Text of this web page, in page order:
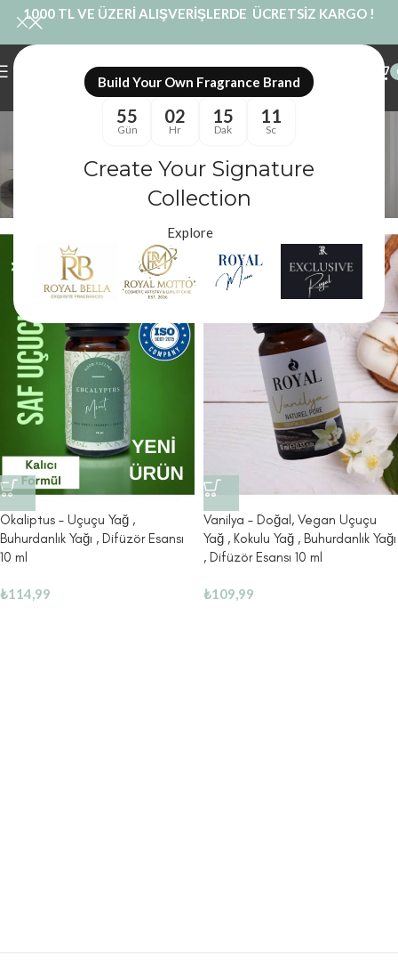
Build Your Own Fragrance Brand
55
Gün
02
Hr
15
Dak
11
Sc
Create Your Signature
Collection
Explore
1000 TL VE ÜZERİ ALIŞVERİŞLERDE ÜCRETSİZ KARGO !
Buhurdanlık Esansı
Royal Mum
Ürünler “Buhurdanlık Esansı” olarak etiketlendi
Okaliptus – Uçuçu Yağ ,
Buhurdanlık Yağı , Difüzör Esansı
10 ml
₺114,99
Vanilya – Doğal, Vegan Uçuçu
Yağ , Kokulu Yağ , Buhurdanlık Yağı
, Difüzör Esansı 10 ml
₺109,99